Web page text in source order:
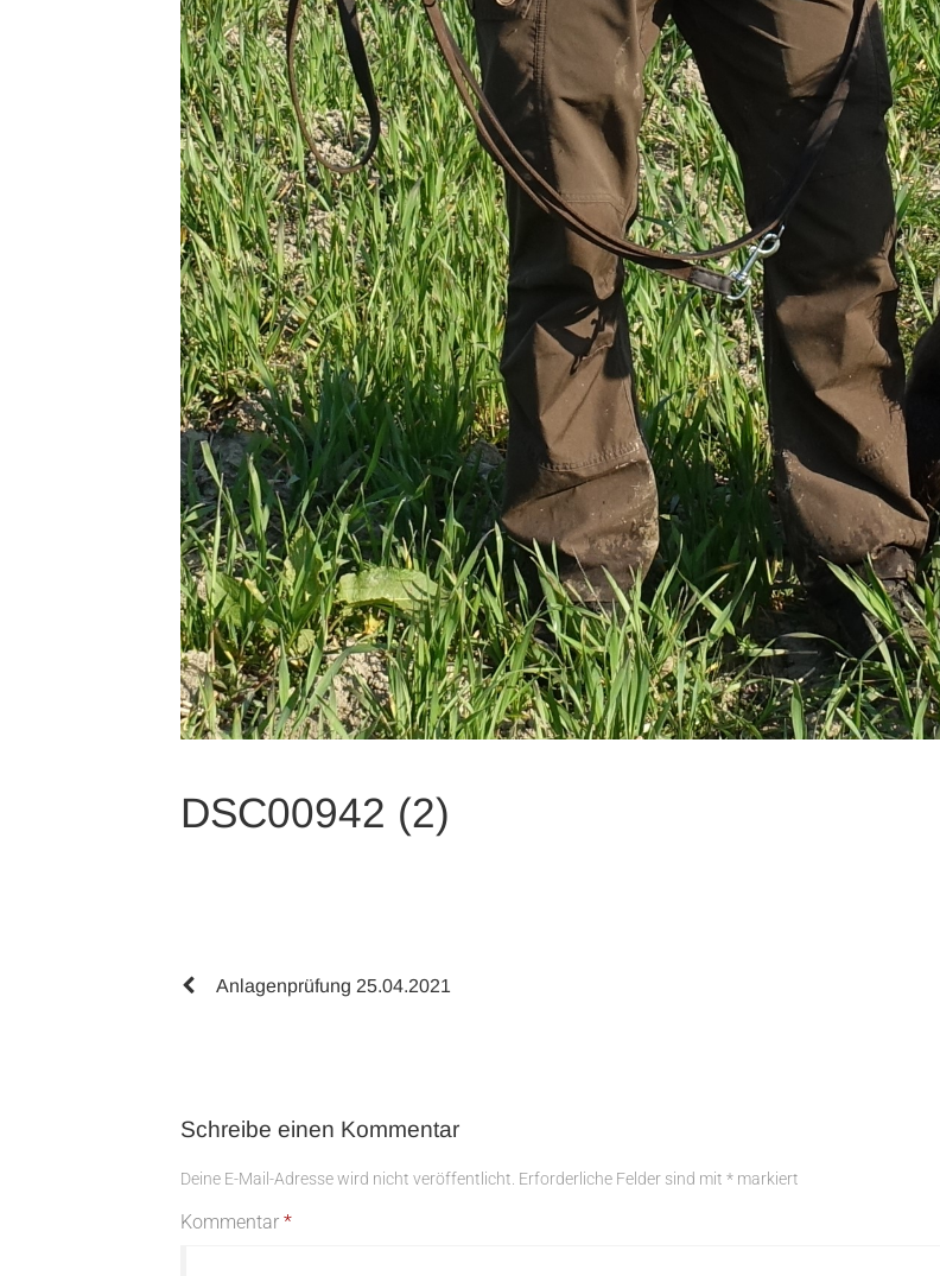
DSC00942 (2)
Anlagenprüfung 25.04.2021
Schreibe einen Kommentar
Deine E-Mail-Adresse wird nicht veröffentlicht. Erforderliche Felder sind mit * markiert
Kommentar *